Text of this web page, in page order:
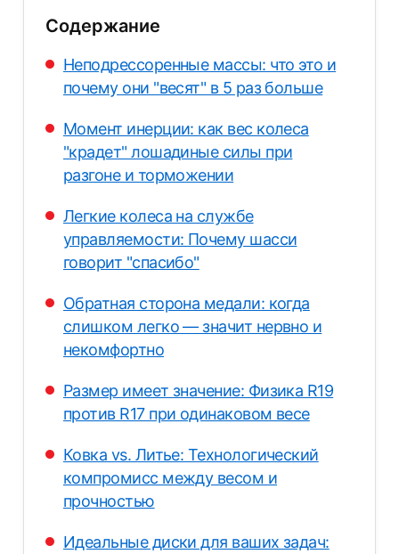
Содержание
Неподрессоренные массы: что это и
почему они "весят" в 5 раз больше
Момент инерции: как вес колеса
"крадет" лошадиные силы при
разгоне и торможении
Легкие колеса на службе
управляемости: Почему шасси
говорит "спасибо"
Обратная сторона медали: когда
слишком легко — значит нервно и
некомфортно
Размер имеет значение: Физика R19
против R17 при одинаковом весе
Ковка vs. Литье: Технологический
компромисс между весом и
прочностью
Идеальные диски для ваших задач: